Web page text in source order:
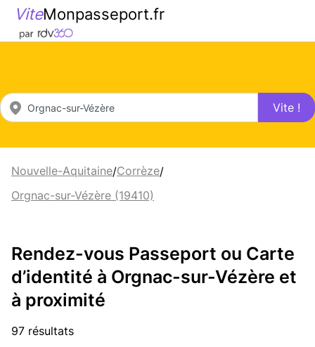
ViteMonpasseport.fr
Vite !
Nouvelle-Aquitaine/Corrèze/
Orgnac-sur-Vézère (19410)
Rendez-vous Passeport ou Carte
d’identité à Orgnac-sur-Vézère et
à proximité
97 résultats